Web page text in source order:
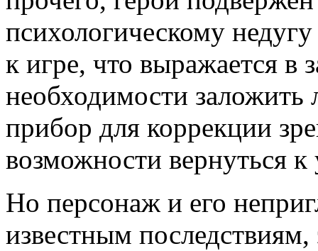
психологическому
к игре, что выражается в
необходимости
прибор для коррекции
возможности вернуться
Но персонаж и его
известным